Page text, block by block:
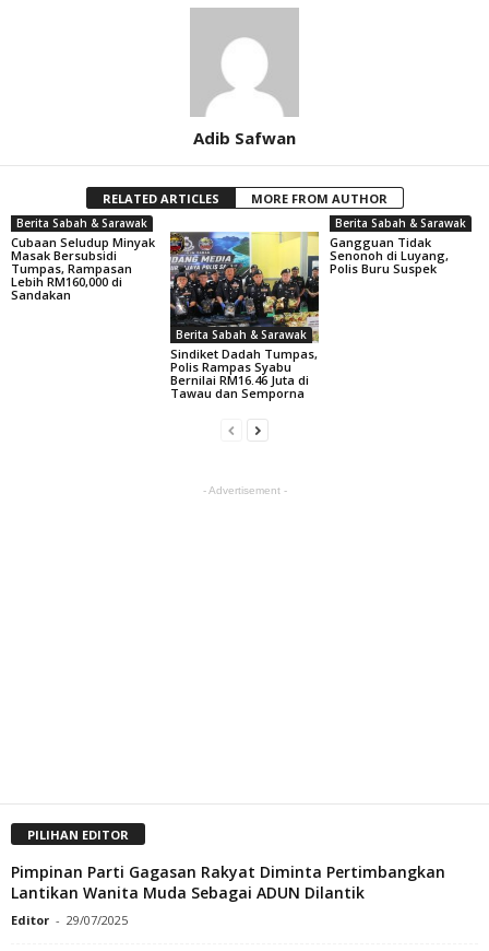
Adib Safwan
RELATED ARTICLES MORE FROM AUTHOR
Berita Sabah & Sarawak
Cubaan Seludup Minyak
Masak Bersubsidi
Tumpas, Rampasan
Lebih RM160,000 di
Sandakan
Berita Sabah & Sarawak
Sindiket Dadah Tumpas,
Polis Rampas Syabu
Bernilai RM16.46 Juta di
Tawau dan Semporna
Berita Sabah & Sarawak
Gangguan Tidak
Senonoh di Luyang,
Polis Buru Suspek
- Advertisement -
PILIHAN EDITOR
Pimpinan Parti Gagasan Rakyat Diminta Pertimbangkan
Lantikan Wanita Muda Sebagai ADUN Dilantik
Editor - 29/07/2025